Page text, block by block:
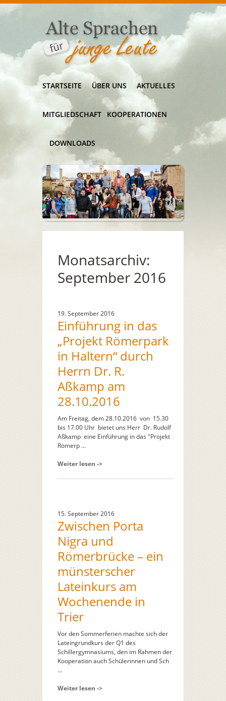
STARTSEITE ÜBER UNS AKTUELLES
MITGLIEDSCHAFT KOOPERATIONEN
DOWNLOADS
Monatsarchiv:
September 2016
19. September 2016
Einführung in das
„Projekt Römerpark
in Haltern“ durch
Herrn Dr. R.
Aßkamp am
28.10.2016
Am Freitag, dem 28.10.2016 von 15.30
bis 17.00 Uhr bietet uns Herr Dr. Rudolf
Aßkamp eine Einführung in das "Projekt
Römerp ...
Weiter lesen ->
15. September 2016
Zwischen Porta
Nigra und
Römerbrücke – ein
münsterscher
Lateinkurs am
Wochenende in
Trier
Vor den Sommerferien machte sich der
Lateingrundkurs der Q1 des
Schillergymnasiums, den im Rahmen der
Kooperation auch Schülerinnen und Sch
...
Weiter lesen ->